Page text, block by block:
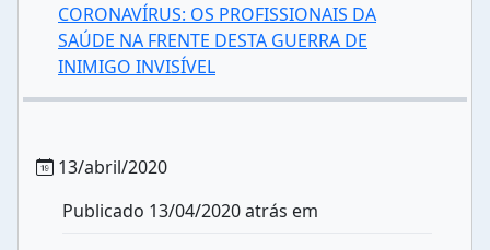
CORONAVÍRUS: OS PROFISSIONAIS DA
SAÚDE NA FRENTE DESTA GUERRA DE
INIMIGO INVISÍVEL
13/abril/2020
Publicado 13/04/2020 atrás em